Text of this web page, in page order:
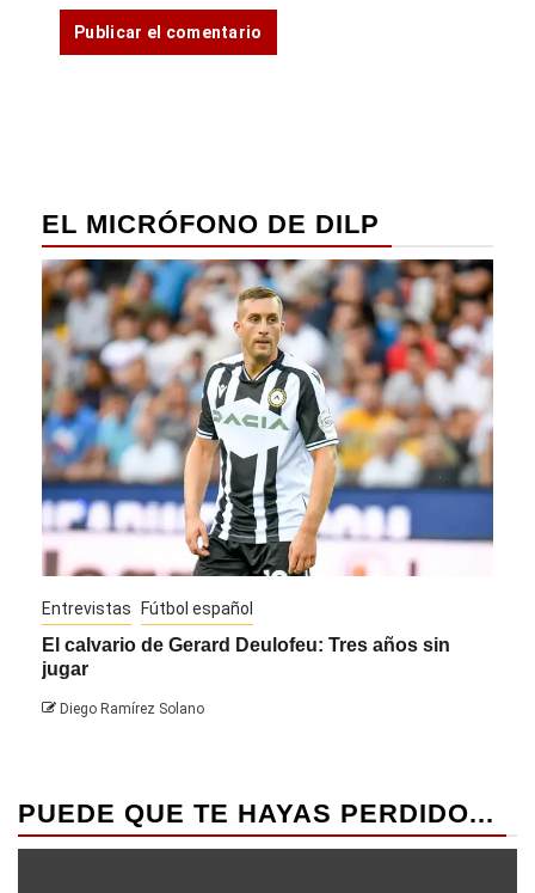
EL MICRÓFONO DE DILP
Entrevistas Fútbol español
El calvario de Gerard Deulofeu: Tres años sin
jugar
Diego Ramírez Solano
PUEDE QUE TE HAYAS PERDIDO...